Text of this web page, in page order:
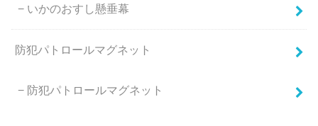
いかのおすし懸垂幕
防犯パトロールマグネット
防犯パトロールマグネット